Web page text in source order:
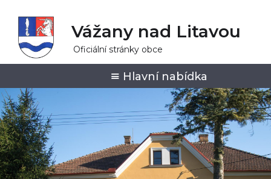
Vážany nad Litavou
Oficiální stránky obce
Hlavní nabídka